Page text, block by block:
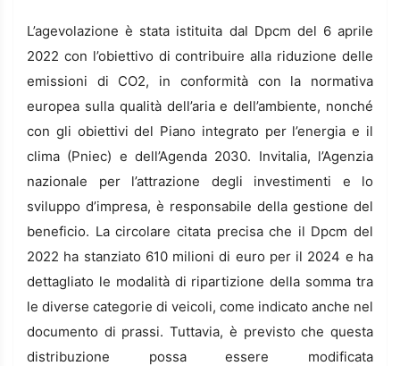
L’agevolazione è stata istituita dal Dpcm del 6 aprile
2022 con l’obiettivo di contribuire alla riduzione delle
emissioni di CO2, in conformità con la normativa
europea sulla qualità dell’aria e dell’ambiente, nonché
con gli obiettivi del Piano integrato per l’energia e il
clima (Pniec) e dell’Agenda 2030. Invitalia, l’Agenzia
nazionale per l’attrazione degli investimenti e lo
sviluppo d’impresa, è responsabile della gestione del
beneficio. La circolare citata precisa che il Dpcm del
2022 ha stanziato 610 milioni di euro per il 2024 e ha
dettagliato le modalità di ripartizione della somma tra
le diverse categorie di veicoli, come indicato anche nel
documento di prassi. Tuttavia, è previsto che questa
distribuzione possa essere modificata